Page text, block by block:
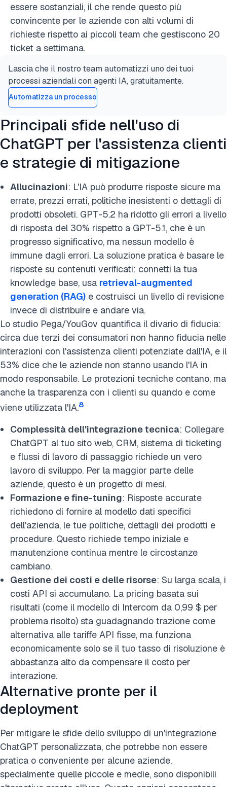
essere sostanziali, il che rende questo più
convincente per le aziende con alti volumi di
richieste rispetto ai piccoli team che gestiscono 20
ticket a settimana.
Lascia che il nostro team automatizzi uno dei tuoi
processi aziendali con agenti IA, gratuitamente.
Automatizza un processo
Principali sfide nell'uso di
ChatGPT per l'assistenza clienti
e strategie di mitigazione
Allucinazioni: L'IA può produrre risposte sicure ma
errate, prezzi errati, politiche inesistenti o dettagli di
prodotti obsoleti. GPT-5.2 ha ridotto gli errori a livello
di risposta del 30% rispetto a GPT-5.1, che è un
progresso significativo, ma nessun modello è
immune dagli errori. La soluzione pratica è basare le
risposte su contenuti verificati: connetti la tua
knowledge base, usa retrieval-augmented
generation (RAG) e costruisci un livello di revisione
invece di distribuire e andare via.
Lo studio Pega/YouGov quantifica il divario di fiducia:
circa due terzi dei consumatori non hanno fiducia nelle
interazioni con l'assistenza clienti potenziate dall'IA, e il
53% dice che le aziende non stanno usando l'IA in
modo responsabile. Le protezioni tecniche contano, ma
anche la trasparenza con i clienti su quando e come
viene utilizzata l'IA.8
Complessità dell'integrazione tecnica: Collegare
ChatGPT al tuo sito web, CRM, sistema di ticketing
e flussi di lavoro di passaggio richiede un vero
lavoro di sviluppo. Per la maggior parte delle
aziende, questo è un progetto di mesi.
Formazione e fine-tuning: Risposte accurate
richiedono di fornire al modello dati specifici
dell'azienda, le tue politiche, dettagli dei prodotti e
procedure. Questo richiede tempo iniziale e
manutenzione continua mentre le circostanze
cambiano.
Gestione dei costi e delle risorse: Su larga scala, i
costi API si accumulano. La pricing basata sui
risultati (come il modello di Intercom da 0,99 $ per
problema risolto) sta guadagnando trazione come
alternativa alle tariffe API fisse, ma funziona
economicamente solo se il tuo tasso di risoluzione è
abbastanza alto da compensare il costo per
interazione.
Alternative pronte per il
deployment
Per mitigare le sfide dello sviluppo di un'integrazione
ChatGPT personalizzata, che potrebbe non essere
pratica o conveniente per alcune aziende,
specialmente quelle piccole e medie, sono disponibili